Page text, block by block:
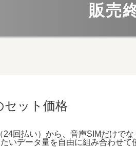
販売
セット価格
24回払い）から、音声SIMだけで
いデータ量を自由に組み合わせて